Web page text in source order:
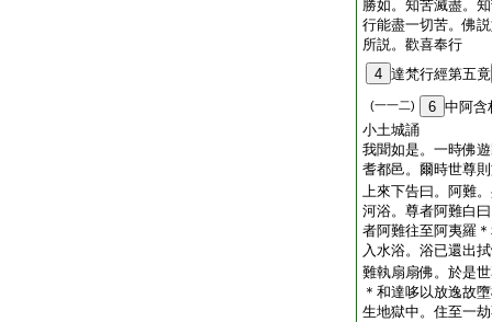
勝如。知苦滅盡。
行能盡一切苦。佛
所説。歡喜奉行
4 達梵行經第五竟
(一一二) 6 中阿含
小土城誦
我聞如是。一時佛
耆都邑。爾時世尊
上來下告曰。阿難
河浴。尊者阿難白
者阿難往至阿夷羅
入水浴。浴已還出
難執扇扇佛。於是
＊和達哆以放逸故
生地獄中。住至一